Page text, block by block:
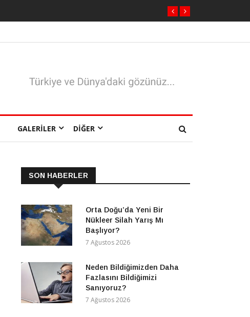
GALERILER DIĞER
SON HABERLER
Orta Doğu’da Yeni Bir
Nükleer Silah Yarış Mı
Başlıyor?
7 Ağustos 2026
Neden Bildiğimizden Daha
Fazlasını Bildiğimizi
Sanıyoruz?
7 Ağustos 2026